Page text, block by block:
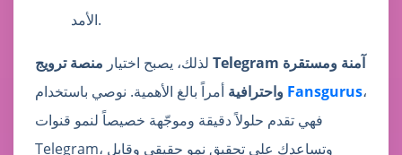
الأمد.
لذلك، يصبح اختيار منصة ترويج Telegram آمنة ومستقرة
واحترافية Fansgurus،
فهي تقدم حلولاً دقيقة وموجّهة خصيصاً لنمو قنوات
Telegram، وتساعدك على تحقيق نمو حقيقي وقابل